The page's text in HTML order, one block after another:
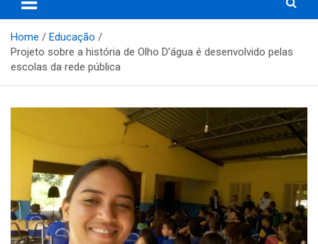
Home
Educação
Projeto sobre a história de Olho D’água é desenvolvido pelas
escolas da rede pública